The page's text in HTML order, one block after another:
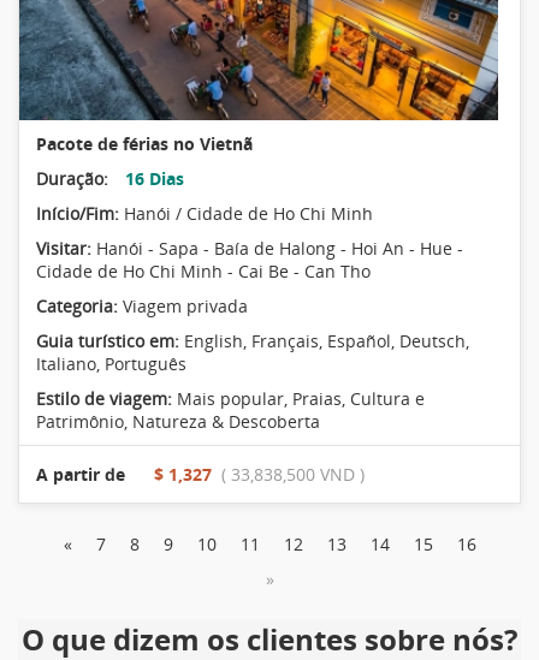
Pacote de férias no Vietnã
Duração:
16 Dias
Início/Fim: Hanói / Cidade de Ho Chi Minh
Visitar: Hanói - Sapa - Baía de Halong - Hoi An - Hue -
Cidade de Ho Chi Minh - Cai Be - Can Tho
Categoria: Viagem privada
Guia turístico em: English, Français, Español, Deutsch,
Italiano, Português
Estilo de viagem: Mais popular, Praias, Cultura e
Patrimônio, Natureza & Descoberta
A partir de $ 1,327 ( 33,838,500 VND )
« 7 8 9 10 11 12 13 14 15
16
»
O que dizem os clientes sobre nós?